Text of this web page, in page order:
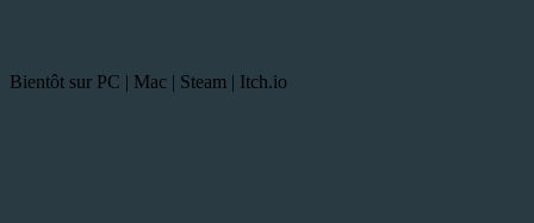
Bientôt sur PC | Mac | Steam | Itch.io